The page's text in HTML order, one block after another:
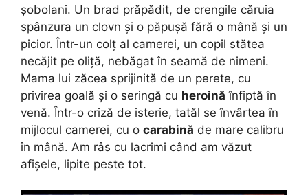
șobolani. Un brad prăpădit, de crengile căruia
spânzura un clovn și o păpușă fără o mână și un
picior. Într-un colț al camerei, un copil stătea
necăjit pe oliță, nebăgat în seamă de nimeni.
Mama lui zăcea sprijinită de un perete, cu
privirea goală și o seringă cu heroină înfiptă în
venă. Într-o criză de isterie, tatăl se învârtea în
mijlocul camerei, cu o carabină de mare calibru
în mână. Am râs cu lacrimi când am văzut
afișele, lipite peste tot.